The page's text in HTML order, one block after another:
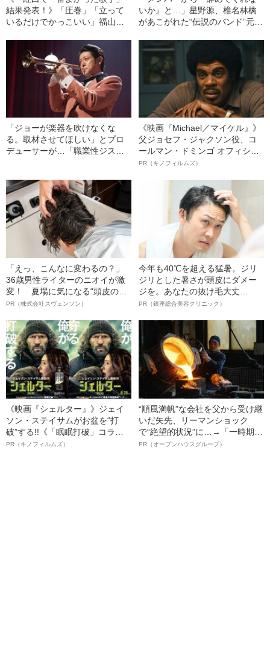
結果発表！》「圧巻」「立って
いるだけでかっこいい」福山雅
が集まった“男性歌手”は？
いか』と…」星野源、椎名林檎
があこがれた“伝説のバンド”元ド
「ジョーが楽器を吹けなくな
る。取材させてほしい」とプロ
デューサーが…「職業性ジスト
がけるまで
《映画『Michael／マイケル』》
父ジョセフ・ジャクソン役、コ
ールマン・ドミンゴ オフィシャ
ルインタビュー“観客を魅了した
語る”《日本興収70億円突破》
PR（キノフィルムズ）
「えっ、こんなに変わるの？」
36歳男性ライターのニオイが激
変！ 夏場に気になる“頭皮のニ
オイ”や“ベタつき”を解消す
ト”が生み出した徹底ケアとは
PR（株式会社スヴェンソン）
今年も40℃を超える猛暑。ジリ
ジリとした暑さが頭皮にダメー
ジを。あなたの抜け毛大丈
夫！？
PR（銀座総合美容クリニック）
《映画『シェルター』》ジェイ
ソン・ステイサムがお盆を“打
破”する!!《「眠眠打破」コラ
ボ》
PR（キノフィルムズ）
“順風満帆”な会社を父から受け継
いだ矢先、リーマンショック
で“絶望的状況”に…→「一時期は
納品3年待ち」のヒット商品を生
PR（オープンハウスグループ）